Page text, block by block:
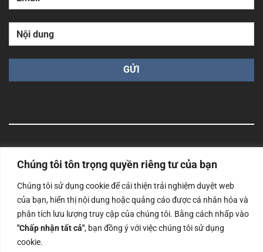
Chúng tôi tôn trọng quyền riêng tư của bạn
Chúng tôi sử dụng cookie để cải thiện trải nghiệm duyệt web
của bạn, hiển thị nội dung hoặc quảng cáo được cá nhân hóa và
phân tích lưu lượng truy cập của chúng tôi. Bằng cách nhấp vào
"Chấp nhận tất cả", bạn đồng ý với việc chúng tôi sử dụng
cookie.
cấp ngày 14/06/2019 bởi Sở Kế Hoạch và Đầu Tư Tp. Hà
Copyrights @2023 Nam Binh Xuong. All Rights Reserved